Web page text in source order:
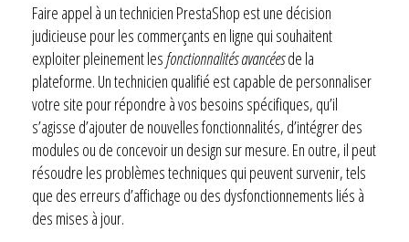
Faire appel à un technicien PrestaShop est une décision
judicieuse pour les commerçants en ligne qui souhaitent
exploiter pleinement lesfonctionnalités avancéesde la
plateforme. Un technicien qualifié est capable de personnaliser
votre site pour répondre à vos besoins spécifiques, qu’il
s’agisse d’ajouter de nouvelles fonctionnalités, d’intégrer des
modules ou de concevoir un design sur mesure. En outre, il peut
résoudre les problèmes techniques qui peuvent survenir, tels
que des erreurs d’affichage ou des dysfonctionnements liés à
des mises à jour.